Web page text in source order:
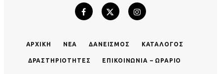
ΑΡΧΙΚΉ ΝΈΑ ΔΑΝΕΙΣΜΌΣ ΚΑΤΆΛΟΓΟΣ
ΔΡΑΣΤΗΡΙΌΤΗΤΕΣ ΕΠΙΚΟΙΝΩΝΊΑ – ΩΡΆΡΙΟ